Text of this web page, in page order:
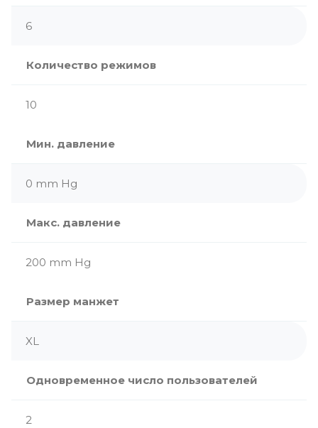
6
Количество режимов
10
Мин. давление
0 mm Hg
Макс. давление
200 mm Hg
Размер манжет
XL
Одновременное число пользователей
2